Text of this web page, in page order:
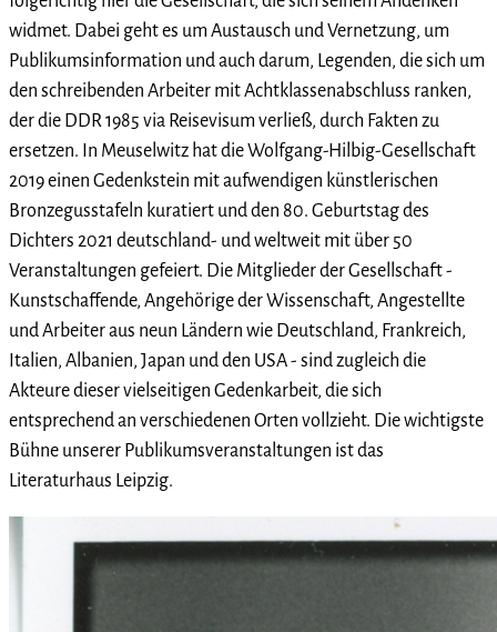
widmet. Dabei geht es um Austausch und Vernetzung, um
Publikumsinformation und auch darum, Legenden, die sich um
den schreibenden Arbeiter mit Achtklassenabschluss ranken,
der die DDR 1985 via Reisevisum verließ, durch Fakten zu
ersetzen. In Meuselwitz hat die Wolfgang-Hilbig-Gesellschaft
2019 einen Gedenkstein mit aufwendigen künstlerischen
Bronzegusstafeln kuratiert und den 80. Geburtstag des
Dichters 2021 deutschland- und weltweit mit über 50
Veranstaltungen gefeiert. Die Mitglieder der Gesellschaft -
Kunstschaffende, Angehörige der Wissenschaft, Angestellte
und Arbeiter aus neun Ländern wie Deutschland, Frankreich,
Italien, Albanien, Japan und den USA - sind zugleich die
Akteure dieser vielseitigen Gedenkarbeit, die sich
entsprechend an verschiedenen Orten vollzieht. Die wichtigste
Bühne unserer Publikumsveranstaltungen ist das
Literaturhaus Leipzig.